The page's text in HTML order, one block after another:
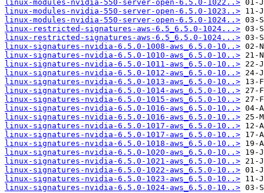
linux-modules-nvidia-550-server-open-6.5.0-1022..>
linux-modules-nvidia-550-server-open-6.5.0-1023..>
linux-modules-nvidia-550-server-open-6.5.0-1024..>
linux-restricted-signatures-aws-6.5_6.5.0-1024...>
linux-restricted-signatures-aws-6.5_6.5.0-1024...>
linux-signatures-nvidia-6.5.0-1008-aws_6.5.0-10..>
linux-signatures-nvidia-6.5.0-1010-aws_6.5.0-10..>
linux-signatures-nvidia-6.5.0-1011-aws_6.5.0-10..>
linux-signatures-nvidia-6.5.0-1012-aws_6.5.0-10..>
linux-signatures-nvidia-6.5.0-1013-aws_6.5.0-10..>
linux-signatures-nvidia-6.5.0-1014-aws_6.5.0-10..>
linux-signatures-nvidia-6.5.0-1015-aws_6.5.0-10..>
linux-signatures-nvidia-6.5.0-1016-aws_6.5.0-10..>
linux-signatures-nvidia-6.5.0-1016-aws_6.5.0-10..>
linux-signatures-nvidia-6.5.0-1017-aws_6.5.0-10..>
linux-signatures-nvidia-6.5.0-1017-aws_6.5.0-10..>
linux-signatures-nvidia-6.5.0-1018-aws_6.5.0-10..>
linux-signatures-nvidia-6.5.0-1020-aws_6.5.0-10..>
linux-signatures-nvidia-6.5.0-1021-aws_6.5.0-10..>
linux-signatures-nvidia-6.5.0-1022-aws_6.5.0-10..>
linux-signatures-nvidia-6.5.0-1023-aws_6.5.0-10..>
linux-signatures-nvidia-6.5.0-1024-aws_6.5.0-10..>